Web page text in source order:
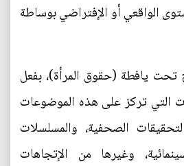
الواقعي أو الإفتراضي بوساطة
تحت يافطة (حقوق المرأة)، بفعل
التي تركز على هذه الموضوعات
الصحفية، والمسلسلات
وغيرها من الإتجاهات